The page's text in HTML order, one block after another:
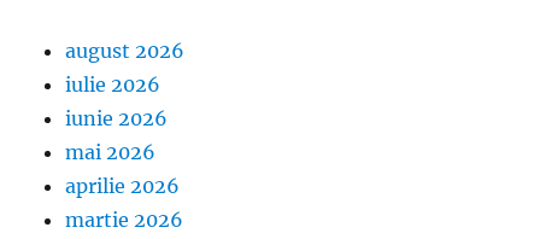
august 2026
iulie 2026
iunie 2026
mai 2026
aprilie 2026
martie 2026